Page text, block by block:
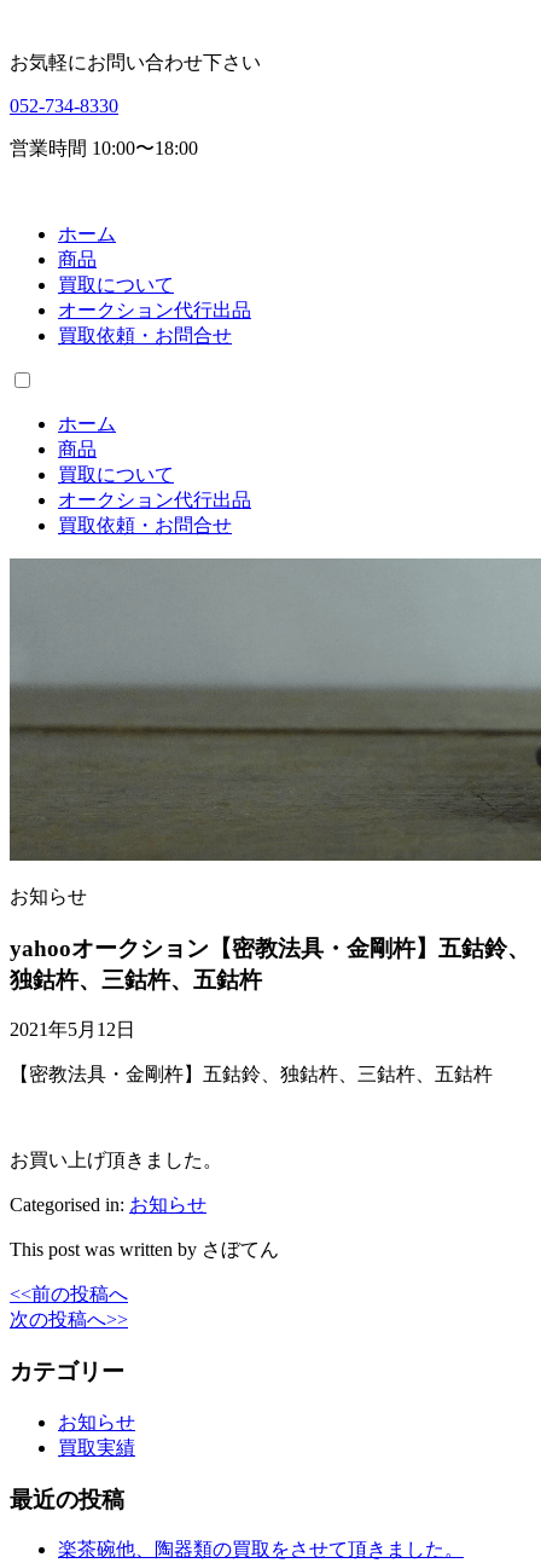
お気軽にお問い合わせ下さい
052-734-8330
営業時間 10:00〜18:00
ホーム
商品
買取について
オークション代行出品
買取依頼・お問合せ
ホーム
商品
買取について
オークション代行出品
買取依頼・お問合せ
お知らせ
yahooオークション【密教法具・金剛杵】五鈷鈴、
独鈷杵、三鈷杵、五鈷杵
2021年5月12日
【密教法具・金剛杵】五鈷鈴、独鈷杵、三鈷杵、五鈷杵
お買い上げ頂きました。
Categorised in: お知らせ
This post was written by さぼてん
<<前の投稿へ
次の投稿へ>>
カテゴリー
お知らせ
買取実績
最近の投稿
楽茶碗他、陶器類の買取をさせて頂きました。